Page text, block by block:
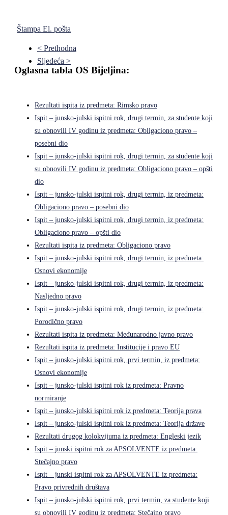
Štampa El. pošta
< Prethodna
Sljedeća >
Oglasna tabla OS Bijeljina:
Rezultati ispita iz predmeta: Rimsko pravo
Ispit – junsko-julski ispitni rok, drugi termin, za studente koji
su obnovili IV godinu iz predmeta: Obligaciono pravo –
posebni dio
Ispit – junsko-julski ispitni rok, drugi termin, za studente koji
su obnovili IV godinu iz predmeta: Obligaciono pravo – opšti
dio
Ispit – junsko-julski ispitni rok, drugi termin, iz predmeta:
Obligaciono pravo – posebni dio
Ispit – junsko-julski ispitni rok, drugi termin, iz predmeta:
Obligaciono pravo – opšti dio
Rezultati ispita iz predmeta: Obligaciono pravo
Ispit – junsko-julski ispitni rok, drugi termin, iz predmeta:
Osnovi ekonomije
Ispit – junsko-julski ispitni rok, drugi termin, iz predmeta:
Nasljedno pravo
Ispit – junsko-julski ispitni rok, drugi termin, iz predmeta:
Porodično pravo
Rezultati ispita iz predmeta: Međunarodno javno pravo
Rezultati ispita iz predmeta: Institucije i pravo EU
Ispit – junsko-julski ispitni rok, prvi termin, iz predmeta:
Osnovi ekonomije
Ispit – junsko-julski ispitni rok iz predmeta: Pravno
normiranje
Ispit – junsko-julski ispitni rok iz predmeta: Teorija prava
Ispit – junsko-julski ispitni rok iz predmeta: Teorija države
Rezultati drugog kolokvijuma iz predmeta: Engleski jezik
Ispit – junski ispitni rok za APSOLVENTE iz predmeta:
Stečajno pravo
Ispit – junski ispitni rok za APSOLVENTE iz predmeta:
Pravo privrednih društava
Ispit – junsko-julski ispitni rok, prvi termin, za studente koji
su obnovili IV godinu iz predmeta: Stečajno pravo